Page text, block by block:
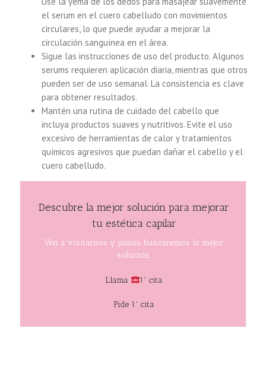
el serum en el cuero cabelludo con movimientos
circulares, lo que puede ayudar a mejorar la
circulación sanguínea en el área.
Sigue las instrucciones de uso del producto. Algunos
serums requieren aplicación diaria, mientras que otros
pueden ser de uso semanal. La consistencia es clave
para obtener resultados.
Mantén una rutina de cuidado del cabello que
incluya productos suaves y nutritivos. Evite el uso
excesivo de herramientas de calor y tratamientos
químicos agresivos que puedan dañar el cabello y el
cuero cabelludo.
Descubre la mejor solución para mejorar
tu estética capilar
Ven a visitarnos y juntos buscaremos la mejor
solución.
Llama 1ª cita
Pide 1ª cita